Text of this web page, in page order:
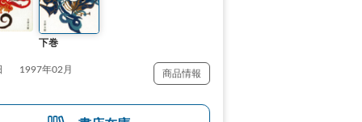
下巻
1997年02月 商品情報